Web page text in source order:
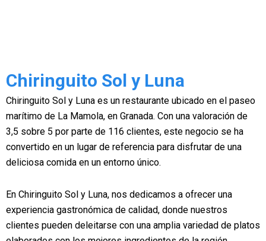
Chiringuito Sol y Luna
Chiringuito Sol y Luna es un restaurante ubicado en el paseo
marítimo de La Mamola, en Granada. Con una valoración de
3,5 sobre 5 por parte de 116 clientes, este negocio se ha
convertido en un lugar de referencia para disfrutar de una
deliciosa comida en un entorno único.
En Chiringuito Sol y Luna, nos dedicamos a ofrecer una
experiencia gastronómica de calidad, donde nuestros
clientes pueden deleitarse con una amplia variedad de platos